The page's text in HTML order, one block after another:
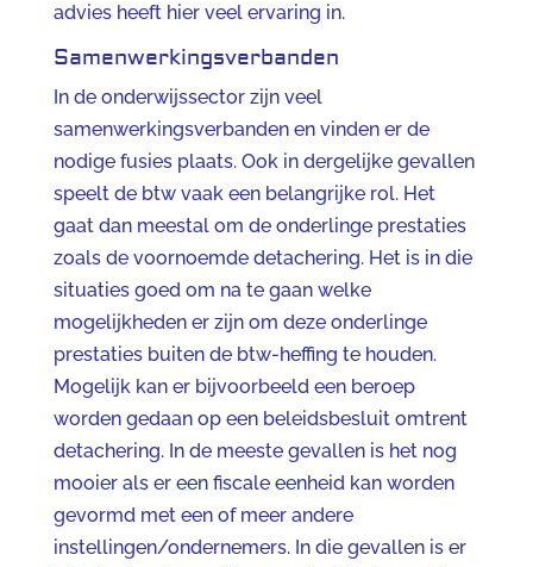
advies heeft hier veel ervaring in.
Samenwerkingsverbanden
In de onderwijssector zijn veel
samenwerkingsverbanden en vinden er de
nodige fusies plaats. Ook in dergelijke gevallen
speelt de btw vaak een belangrijke rol. Het
gaat dan meestal om de onderlinge prestaties
zoals de voornoemde detachering. Het is in die
situaties goed om na te gaan welke
mogelijkheden er zijn om deze onderlinge
prestaties buiten de btw-heffing te houden.
Mogelijk kan er bijvoorbeeld een beroep
worden gedaan op een beleidsbesluit omtrent
detachering. In de meeste gevallen is het nog
mooier als er een fiscale eenheid kan worden
gevormd met een of meer andere
instellingen/ondernemers. In die gevallen is er